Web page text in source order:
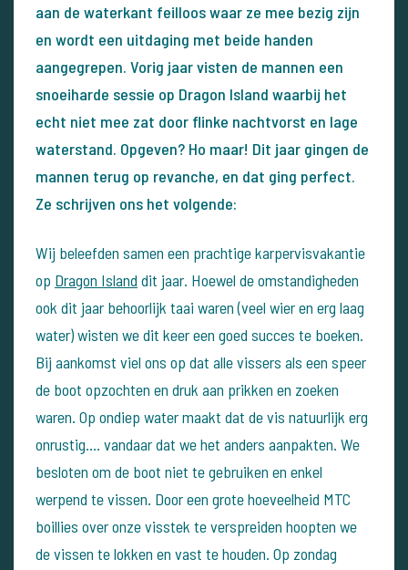
aan de waterkant feilloos waar ze mee bezig zijn
en wordt een uitdaging met beide handen
aangegrepen. Vorig jaar visten de mannen een
snoeiharde sessie op Dragon Island waarbij het
echt niet mee zat door flinke nachtvorst en lage
waterstand. Opgeven? Ho maar! Dit jaar gingen de
mannen terug op revanche, en dat ging perfect.
Ze schrijven ons het volgende:
Wij beleefden samen een prachtige karpervisvakantie
op Dragon Island dit jaar. Hoewel de omstandigheden
ook dit jaar behoorlijk taai waren (veel wier en erg laag
water) wisten we dit keer een goed succes te boeken.
Bij aankomst viel ons op dat alle vissers als een speer
de boot opzochten en druk aan prikken en zoeken
waren. Op ondiep water maakt dat de vis natuurlijk erg
onrustig.... vandaar dat we het anders aanpakten. We
besloten om de boot niet te gebruiken en enkel
werpend te vissen. Door een grote hoeveelheid MTC
boillies over onze visstek te verspreiden hoopten we
de vissen te lokken en vast te houden. Op zondag